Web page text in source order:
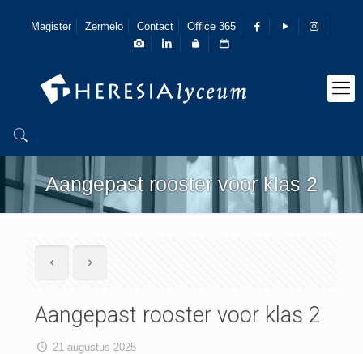
Magister Zermelo Contact Office 365
Aangepast rooster voor klas 2
Aangepast rooster voor klas 2
21 augustus 2025